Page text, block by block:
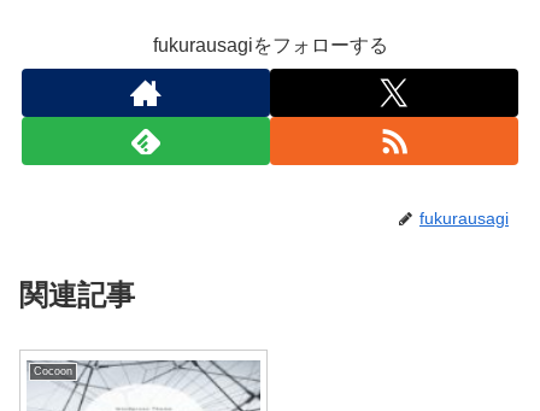
fukurausagiをフォローする
fukurausagi
関連記事
Cocoon